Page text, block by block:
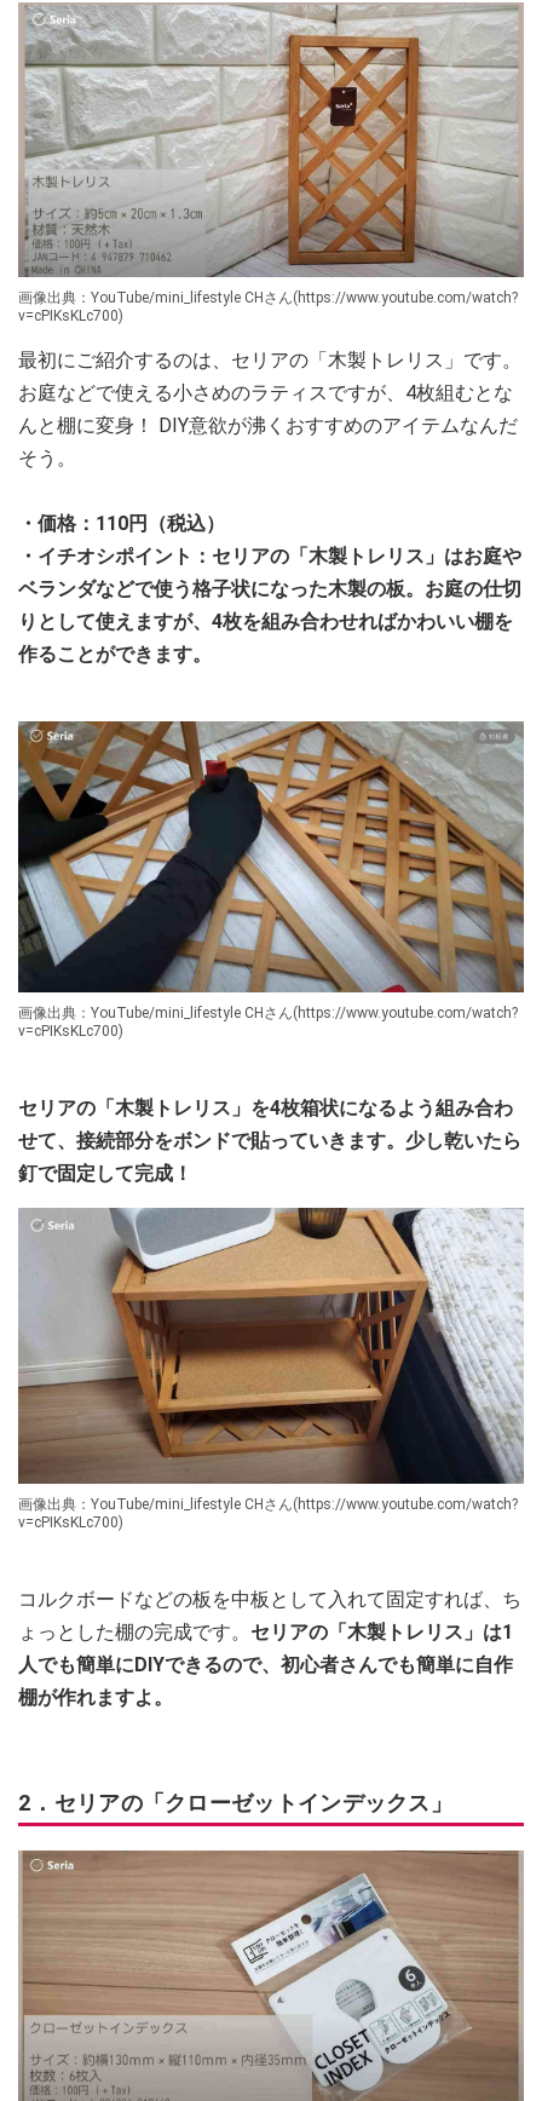
画像出典：YouTube/mini_lifestyle CHさん(https://www.youtube.com/watch?
v=cPIKsKLc700)
最初にご紹介するのは、セリアの「木製トレリス」です。
お庭などで使える小さめのラティスですが、4枚組むとな
んと棚に変身！ DIY意欲が沸くおすすめのアイテムなんだ
そう。
・価格：110円（税込）
・イチオシポイント：セリアの「木製トレリス」はお庭や
ベランダなどで使う格子状になった木製の板。お庭の仕切
りとして使えますが、4枚を組み合わせればかわいい棚を
作ることができます。
画像出典：YouTube/mini_lifestyle CHさん(https://www.youtube.com/watch?
v=cPIKsKLc700)
セリアの「木製トレリス」を4枚箱状になるよう組み合わ
せて、接続部分をボンドで貼っていきます。少し乾いたら
釘で固定して完成！
画像出典：YouTube/mini_lifestyle CHさん(https://www.youtube.com/watch?
v=cPIKsKLc700)
コルクボードなどの板を中板として入れて固定すれば、ち
ょっとした棚の完成です。 セリアの「木製トレリス」は1
人でも簡単にDIYできるので、初心者さんでも簡単に自作
棚が作れますよ。
2．セリアの「クローゼットインデックス」